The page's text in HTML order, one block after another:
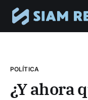
POLÍTICA
¿Y ahora